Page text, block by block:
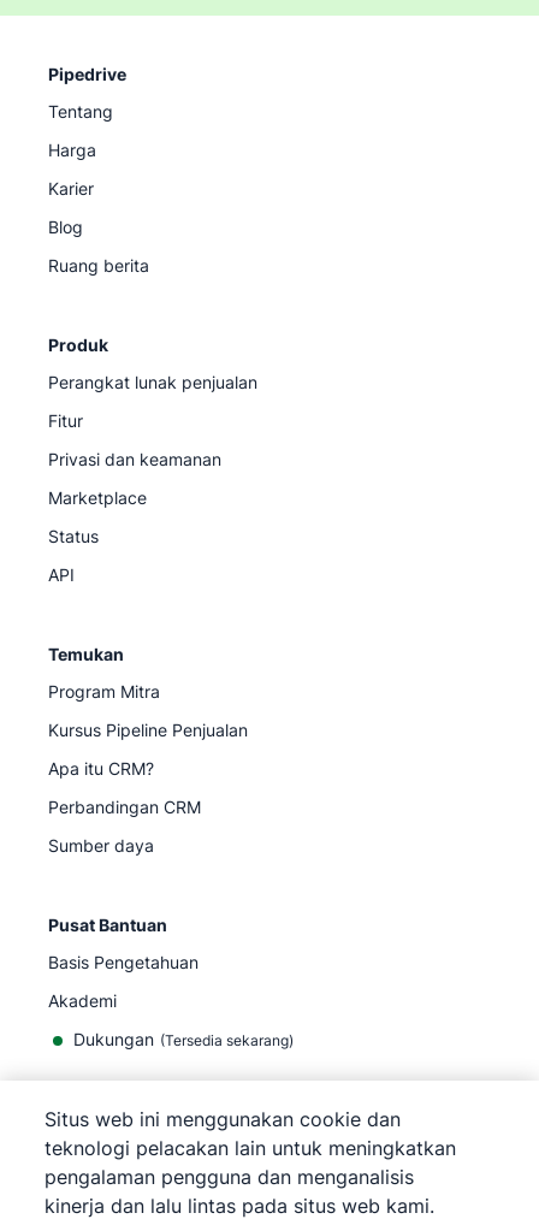
Pipedrive
Tentang
Harga
Karier
Blog
Ruang berita
Produk
Perangkat lunak penjualan
Fitur
Privasi dan keamanan
Marketplace
Status
API
Temukan
Program Mitra
Kursus Pipeline Penjualan
Apa itu CRM?
Perbandingan CRM
Sumber daya
Pusat Bantuan
Basis Pengetahuan
Akademi
Dukungan (Tersedia sekarang)
©2026Pipedrive
Pipedrive
Situs web ini menggunakan cookie dan
teknologi pelacakan lain untuk meningkatkan
pengalaman pengguna dan menganalisis
kinerja dan lalu lintas pada situs web kami.